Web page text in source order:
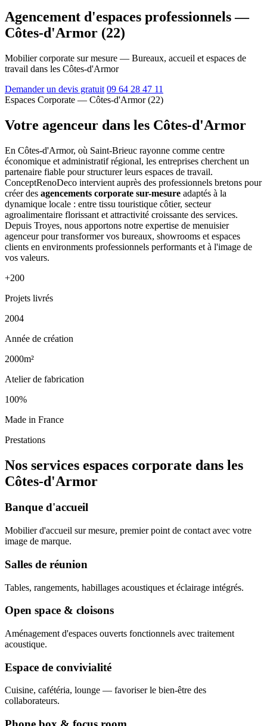
Agencement d'espaces professionnels —
Côtes-d'Armor (22)
Mobilier corporate sur mesure — Bureaux, accueil et espaces de
travail dans les Côtes-d'Armor
Demander un devis gratuit 09 64 28 47 11
Espaces Corporate — Côtes-d'Armor (22)
Votre agenceur dans les Côtes-d'Armor
En Côtes-d'Armor, où Saint-Brieuc rayonne comme centre
économique et administratif régional, les entreprises cherchent un
partenaire fiable pour structurer leurs espaces de travail.
ConceptRenoDeco intervient auprès des professionnels bretons pour
créer des agencements corporate sur-mesure adaptés à la
dynamique locale : entre tissu touristique côtier, secteur
agroalimentaire florissant et attractivité croissante des services.
Depuis Troyes, nous apportons notre expertise de menuisier
agenceur pour transformer vos bureaux, showrooms et espaces
clients en environments professionnels performants et à l'image de
vos valeurs.
+200
Projets livrés
2004
Année de création
2000m²
Atelier de fabrication
100%
Made in France
Prestations
Nos services espaces corporate dans les
Côtes-d'Armor
Banque d'accueil
Mobilier d'accueil sur mesure, premier point de contact avec votre
image de marque.
Salles de réunion
Tables, rangements, habillages acoustiques et éclairage intégrés.
Open space & cloisons
Aménagement d'espaces ouverts fonctionnels avec traitement
acoustique.
Espace de convivialité
Cuisine, cafétéria, lounge — favoriser le bien-être des
collaborateurs.